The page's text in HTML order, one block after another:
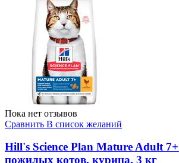
Пока нет отзывов
Сравнить В список желаний
Hill's Science Plan Mature Adult
пожилых котов, курица, 3 кг